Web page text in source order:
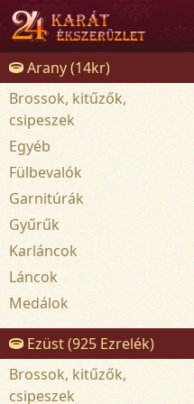
Arany (14kr)
Brossok, kitűzők,
csipeszek
Egyéb
Fülbevalók
Garnitúrák
Gyűrűk
Karláncok
Láncok
Medálok
Ezüst (925 Ezrelék)
Brossok, kitűzők,
csipeszek